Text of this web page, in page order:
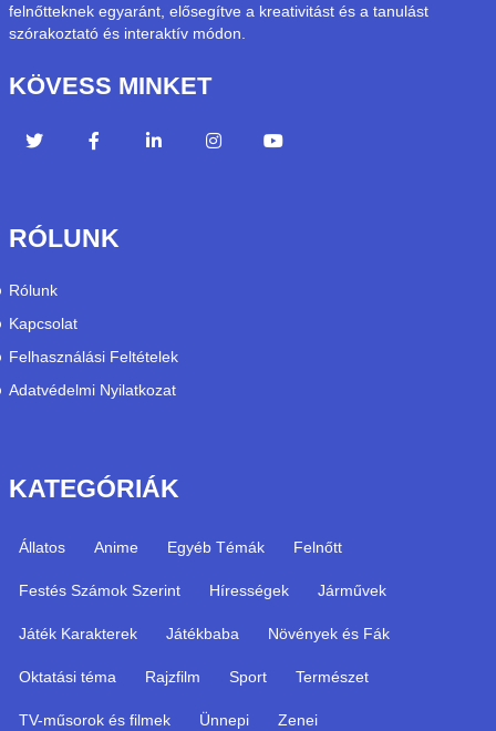
felnőtteknek egyaránt, elősegítve a kreativitást és a tanulást
szórakoztató és interaktív módon.
KÖVESS MINKET
RÓLUNK
Rólunk
Kapcsolat
Felhasználási Feltételek
Adatvédelmi Nyilatkozat
KATEGÓRIÁK
Állatos Anime Egyéb Témák Felnőtt
Festés Számok Szerint Hírességek Járművek
Játék Karakterek Játékbaba Növények és Fák
Oktatási téma Rajzfilm Sport Természet
TV-műsorok és filmek Ünnepi Zenei